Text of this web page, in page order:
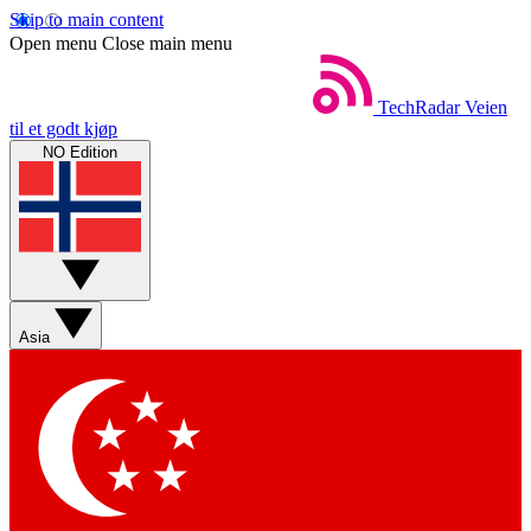
Skip to main content
Open menu Close main menu
TechRadar Veien
til et godt kjøp
NO Edition
Asia